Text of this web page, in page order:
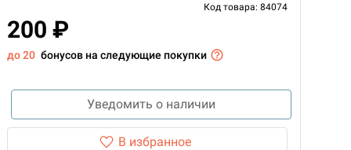
Код товара: 84074
200 ₽
до 20 бонусов на следующие покупки
Уведомить о наличии
В избранное